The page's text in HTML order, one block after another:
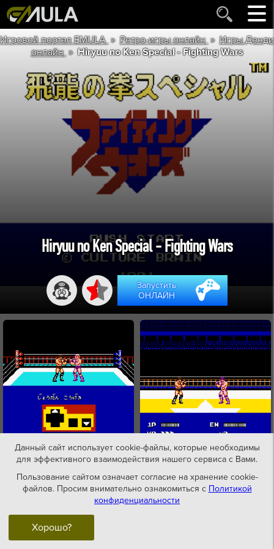
Игровой портал EMULA »Ретро-игры онлайн »Игры Денди
онлайн »Hiryuu no Ken Special - Fighting Wars
Hiryuu no Ken Special - Fighting Wars
1
Запустить
ОНЛАЙН
Данный сайт использует cookie-файлы, которые необходимы
для эффективного взаимодействия нашего сервиса с Вами.
Пользование сайтом означает согласие на хранение cookie-
файлов. Просим внимательно ознакомиться с Политикой
конфиденциальности
Хорошо?